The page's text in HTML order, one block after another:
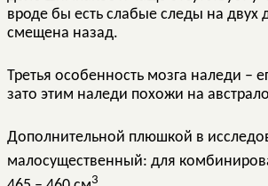
вроде бы есть слабые следы на двух
смещена назад.
Третья особенность мозга наледи –
зато этим наледи похожи на
Дополнительной плюшкой в
малосущественный: для
3